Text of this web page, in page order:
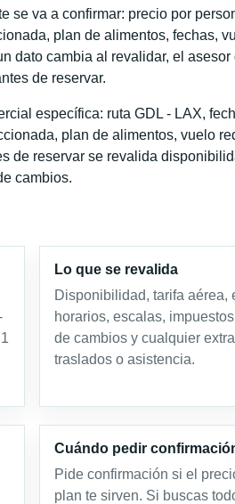
se va a confirmar: precio por
plan de alimentos, fechas,
dato cambia al revalidar, el asesor
de reservar.
específica: ruta GDL - LAX,
plan de alimentos, vuelo
de reservar se revalida
cambios.
Lo que se revalida
Disponibilidad, tarifa aérea,
horarios, escalas,
de cambios y cualquier
traslados o asistencia.
Cuándo pedir
Pide confirmación si el
plan te sirven. Si buscas